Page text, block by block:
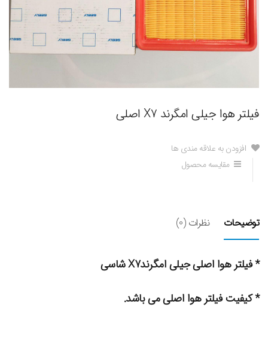
فیلتر هوا جیلی امگرند X7 اصلی
افزودن به علاقه مندی ها
مقایسه محصول
توضیحات نظرات (0)
* فیلتر هوا اصلی جیلی امگرندX7 شاسی
* کیفیت فیلتر هوا اصلی می باشد.